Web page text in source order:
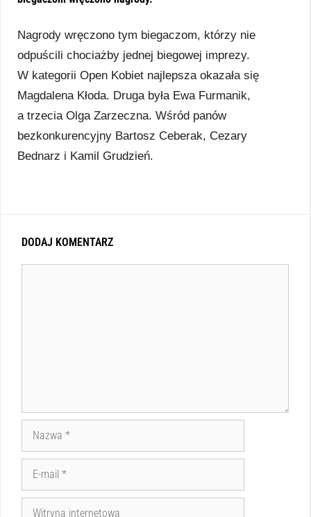
Nagrody wręczono tym biegaczom, którzy nie
odpuścili chociażby jednej biegowej imprezy.
W kategorii Open Kobiet najlepsza okazała się
Magdalena Kłoda. Druga była Ewa Furmanik,
a trzecia Olga Zarzeczna. Wśród panów
bezkonkurencyjny Bartosz Ceberak, Cezary
Bednarz i Kamil Grudzień.
DODAJ KOMENTARZ